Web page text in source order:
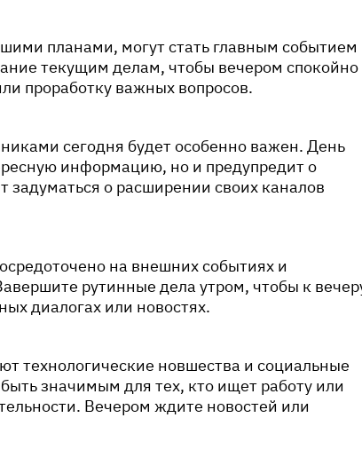
планами, могут стать главным событием
текущим делам, чтобы вечером спокойно
проработку важных вопросов.
сегодня будет особенно важен. День
информацию, но и предупредит о
задуматься о расширении своих каналов
на внешних событиях и
рутинные дела утром, чтобы к
диалогах или новостях.
технологические новшества и социальные
значимым для тех, кто ищет работу или
Вечером ждите новостей или